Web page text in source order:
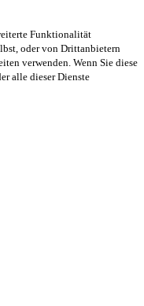
Funktionalität
oder von Drittanbietern
verwenden. Wenn Sie diese
alle dieser Dienste